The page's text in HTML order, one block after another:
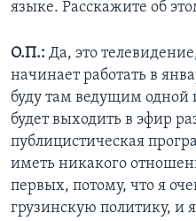
языке. Расскажите об
О.П.: Да, это
начинает работать в
буду там ведущим одной
будет выходить в эфир
публицистическая
иметь никакого
первых, потому, что я
грузинскую политику, и